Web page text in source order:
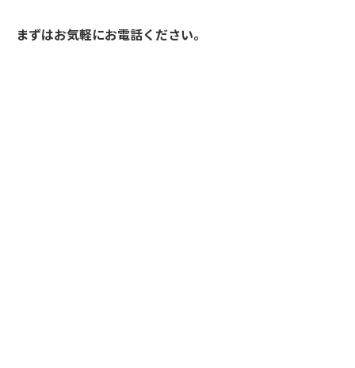
まずはお気軽にお電話ください。